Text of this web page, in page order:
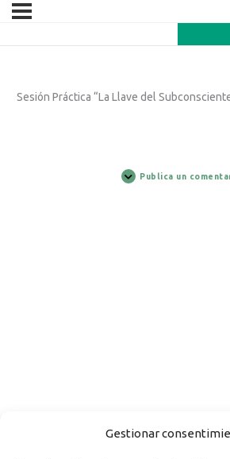
Gestionar
Sesión Práctica “La Llave del
Publica un